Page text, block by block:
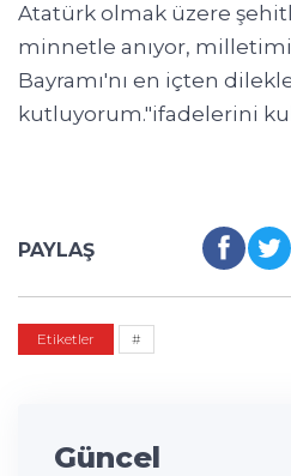
Atatürk olmak üzere
minnetle anıyor,
Bayramı'nı en içten
kutluyorum."ifadelerini
PAYLAŞ
Etiketler #
Güncel